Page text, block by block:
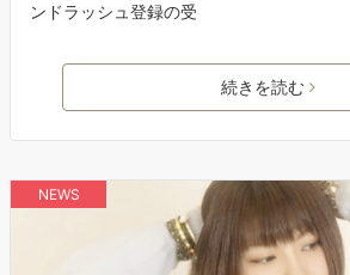
ンドラッシュ登録の受
続きを読む
NEWS